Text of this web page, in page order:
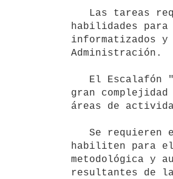
habilidades
informatizados
Administración.
gran
áreas de
habiliten para el
metodológica y
resultantes de